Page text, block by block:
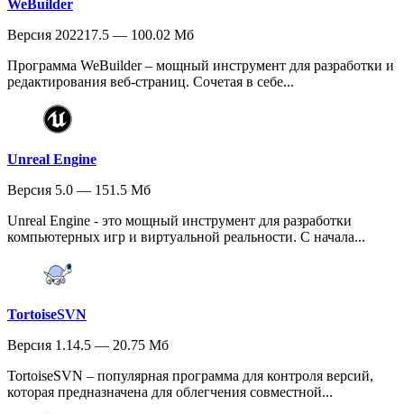
WeBuilder
Версия 202217.5 — 100.02 Мб
Программа WeBuilder – мощный инструмент для разработки и
редактирования веб-страниц. Сочетая в себе...
Unreal Engine
Версия 5.0 — 151.5 Мб
Unreal Engine - это мощный инструмент для разработки
компьютерных игр и виртуальной реальности. С начала...
TortoiseSVN
Версия 1.14.5 — 20.75 Мб
TortoiseSVN – популярная программа для контроля версий,
которая предназначена для облегчения совместной...